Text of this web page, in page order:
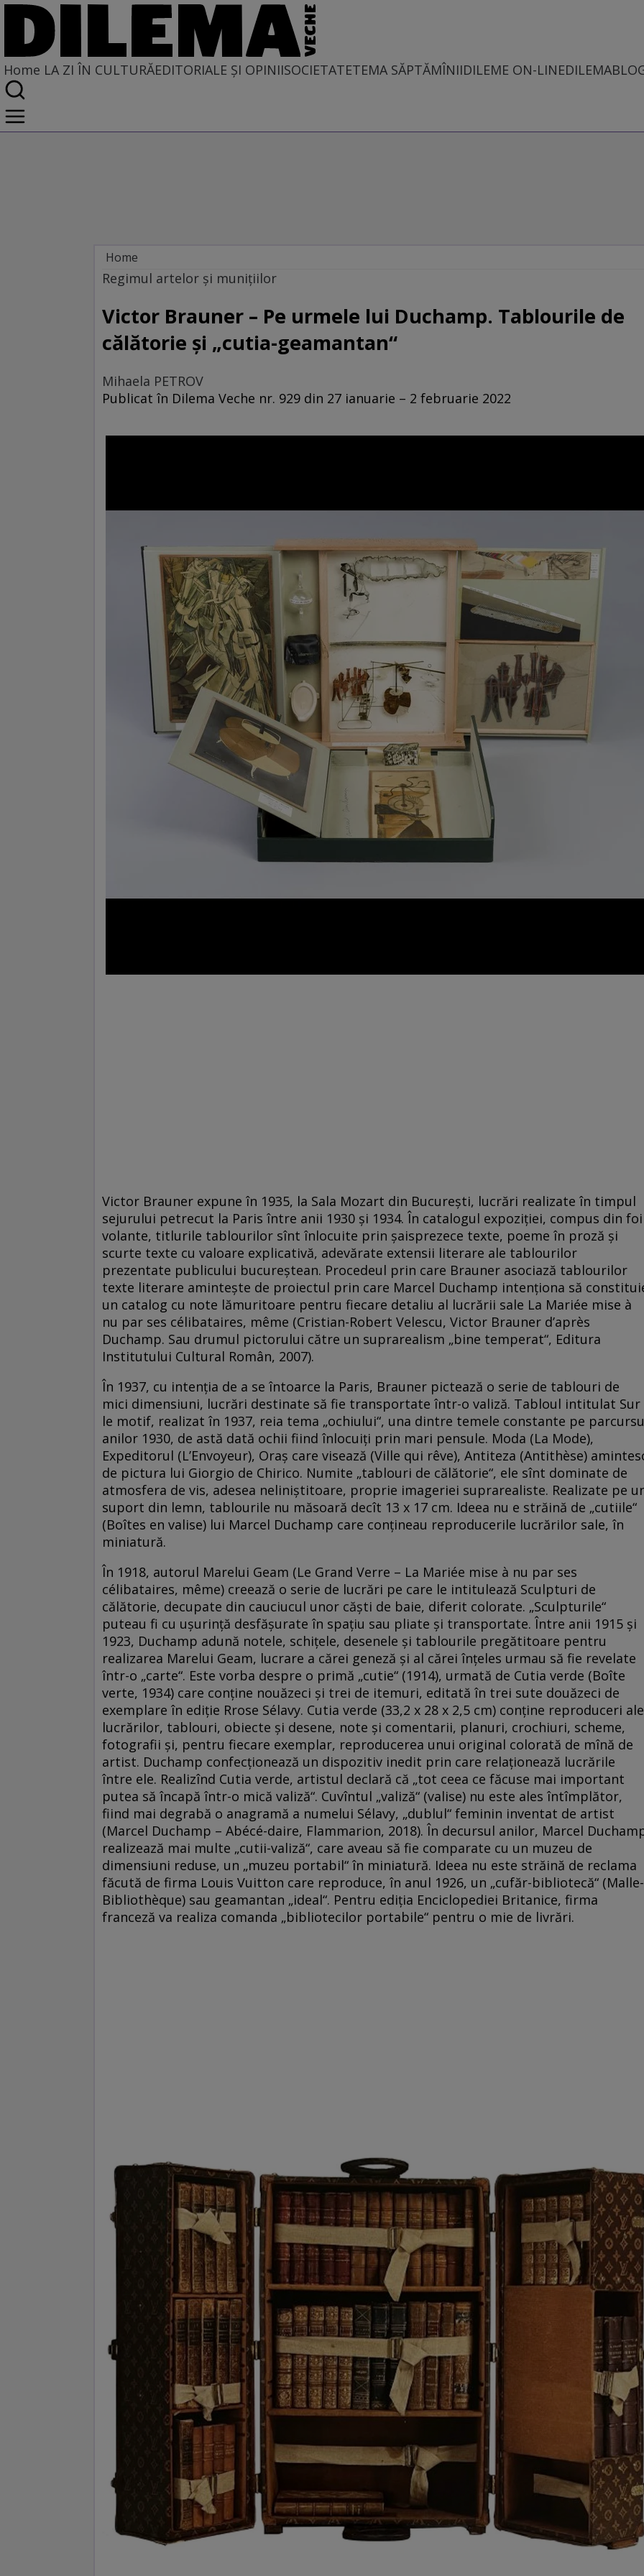
Home LA ZI ÎN CULTURĂEDITORIALE ȘI OPINIISOCIETATETEMA SĂPTĂMÎNIIDILEME ON-LINE
Home
La zi în cultură
ARTE VIZUALE
Regimul artelor şi muniţiilor
Victor Brauner – Pe urmele lui Duchamp. Tablourile de
călătorie și „cutia-geamantan“
Mihaela PETROV
Publicat în Dilema Veche nr. 929 din 27 ianuarie – 2 februarie 2022
Victor Brauner expune în 1935, la Sala Mozart din București, lucrări realizate în timpul
sejurului petrecut la Paris între anii 1930 și 1934. În catalogul expoziției, compus din foi
volante, titlurile tablourilor sînt înlocuite prin șaisprezece texte, poeme în proză și
scurte texte cu valoare explicativă, adevărate extensii literare ale tablourilor
prezentate publicului bucureștean. Procedeul prin care Brauner asociază tablourilor
texte literare amintește de proiectul prin care Marcel Duchamp intenționa să
un catalog cu note lămuritoare pentru fiecare detaliu al lucrării sale La Mariée mise à
nu par ses célibataires, même (Cristian-Robert Velescu, Victor Brauner d’après
Duchamp. Sau drumul pictorului către un suprarealism „bine temperat“, Editura
Institutului Cultural Român, 2007).
În 1937, cu intenția de a se întoarce la Paris, Brauner pictează o serie de tablouri de
mici dimensiuni, lucrări destinate să fie transportate într-o valiză. Tabloul intitulat Sur
le motif, realizat în 1937, reia tema „ochiului“, una dintre temele constante pe
anilor 1930, de astă dată ochii fiind înlocuiți prin mari pensule. Moda (La Mode),
Expeditorul (L’Envoyeur), Oraș care visează (Ville qui rêve), Antiteza (Antithèse)
de pictura lui Giorgio de Chirico. Numite „tablouri de călătorie“, ele sînt dominate de
atmosfera de vis, adesea neliniștitoare, proprie imageriei suprarealiste. Realizate pe
suport din lemn, tablourile nu măsoară decît 13 x 17 cm. Ideea nu e străină de „cutiile“
(Boîtes en valise) lui Marcel Duchamp care conțineau reproducerile lucrărilor sale, în
miniatură.
În 1918, autorul Marelui Geam (Le Grand Verre – La Mariée mise à nu par ses
célibataires, même) creează o serie de lucrări pe care le intitulează Sculpturi de
călătorie, decupate din cauciucul unor căști de baie, diferit colorate. „Sculpturile“
puteau fi cu ușurință desfășurate în spațiu sau pliate și transportate. Între anii 1915 și
1923, Duchamp adună notele, schițele, desenele și tablourile pregătitoare pentru
realizarea Marelui Geam, lucrare a cărei geneză și al cărei înțeles urmau să fie revelate
într-o „carte“. Este vorba despre o primă „cutie“ (1914), urmată de Cutia verde (Boîte
verte, 1934) care conține nouăzeci și trei de itemuri, editată în trei sute douăzeci de
exemplare în ediție Rrose Sélavy. Cutia verde (33,2 x 28 x 2,5 cm) conține reproduceri ale
lucrărilor, tablouri, obiecte și desene, note și comentarii, planuri, crochiuri, scheme,
fotografii și, pentru fiecare exemplar, reproducerea unui original colorată de mînă de
artist. Duchamp confecționează un dispozitiv inedit prin care relaționează lucrările
între ele. Realizînd Cutia verde, artistul declară că „tot ceea ce făcuse mai important
putea să încapă într-o mică valiză“. Cuvîntul „valiză“ (valise) nu este ales întîmplător,
fiind mai degrabă o anagramă a numelui Sélavy, „dublul“ feminin inventat de artist
(Marcel Duchamp – Abécé-daire, Flammarion, 2018). În decursul anilor, Marcel
realizează mai multe „cutii-valiză“, care aveau să fie comparate cu un muzeu de
dimensiuni reduse, un „muzeu portabil“ în miniatură. Ideea nu este străină de reclama
făcută de firma Louis Vuitton care reproduce, în anul 1926, un „cufăr-bibliotecă“ (Malle-
Bibliothèque) sau geamantan „ideal“. Pentru ediția Enciclopediei Britanice, firma
franceză va realiza comanda „bibliotecilor portabile“ pentru o mie de livrări.